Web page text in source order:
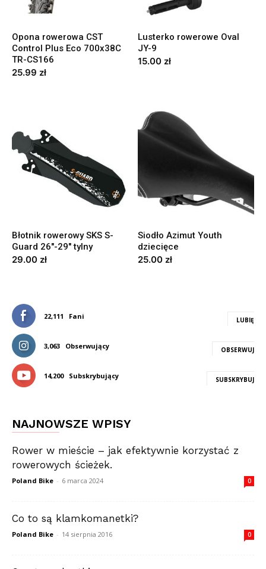
Opona rowerowa CST
Control Plus Eco 700x38C
TR-CS166
25.99 zł
Lusterko rowerowe Oval
JY-9
15.00zł
Błotnik rowerowy SKS S-
Guard 26″-29″ tylny
29.00 zł
Siodło Azimut Youth
dziecięce
25.00 zł
22,111 Fani LUBIĘ
3,063 Obserwujący OBSERWUJ
14,200 Subskrybujący SUBSKRYBUJ
NAJNOWSZE WPISY
Rower w mieście – jak efektywnie korzystać z
rowerowych ścieżek.
Poland Bike - 6 marca 2024 0
Co to są klamkomanetki?
Poland Bike - 14 sierpnia 2016 0